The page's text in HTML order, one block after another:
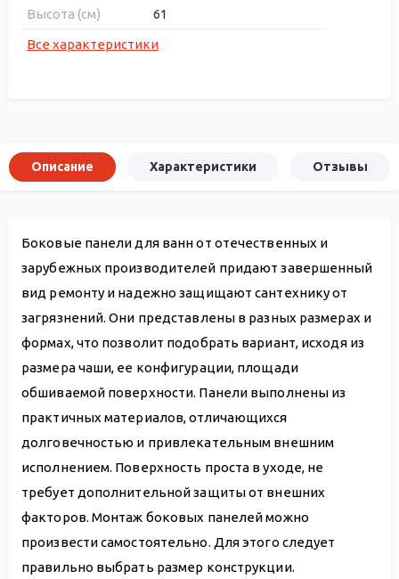
Высота (см)
61
Все характеристики
Описание Характеристики Отзывы
Боковые панели для ванн от отечественных и
зарубежных производителей придают завершенный
вид ремонту и надежно защищают сантехнику от
загрязнений. Они представлены в разных размерах и
формах, что позволит подобрать вариант, исходя из
размера чаши, ее конфигурации, площади
обшиваемой поверхности. Панели выполнены из
практичных материалов, отличающихся
долговечностью и привлекательным внешним
исполнением. Поверхность проста в уходе, не
требует дополнительной защиты от внешних
факторов. Монтаж боковых панелей можно
произвести самостоятельно. Для этого следует
правильно выбрать размер конструкции.